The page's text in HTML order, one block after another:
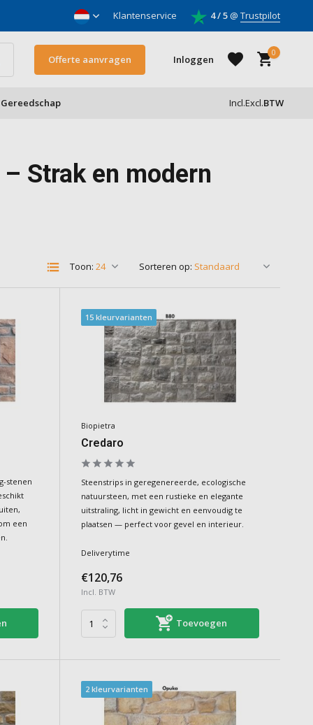
Klantenservice 4 / 5@ Trustpilot
Offerte aanvragen Inloggen
0
Gereedschap Incl.Excl.BTW
Strak en modern
Toon: Sorteren op:
stenen
een
15 kleurvarianten
Biopietra
Credaro
Steenstrips in geregenereerde, ecologische
natuursteen, met een rustieke en elegante
uitstraling, licht in gewicht en eenvoudig te
plaatsen — perfect voor gevel en interieur.
Deliverytime
€120,76
Incl. BTW
Toevoegen
2 kleurvarianten